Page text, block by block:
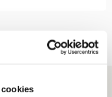
van Godts in